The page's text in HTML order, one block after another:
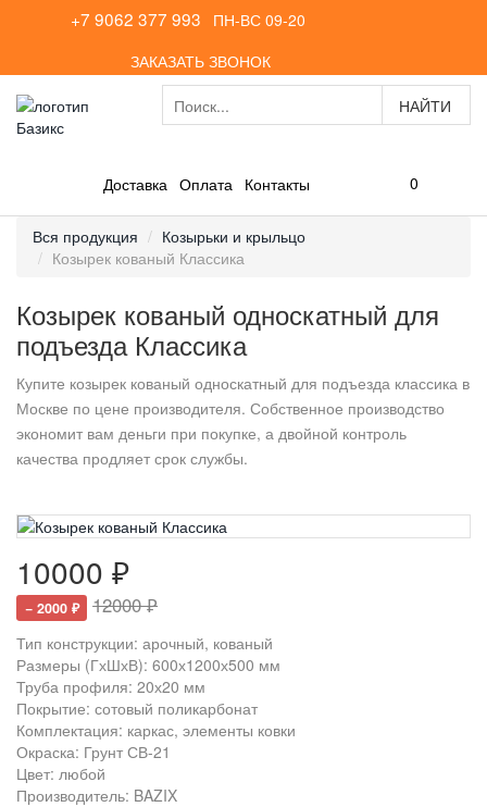
+7 9062 377 993
ПН-ВС 09-20
ЗАКАЗАТЬ ЗВОНОК
Доставка Оплата Контакты 0
Вся продукция
Козырьки и крыльцо
Козырек кованый Классика
Козырек кованый односкатный для
подъезда Классика
Купите козырек кованый односкатный для подъезда классика в
Москве по цене производителя. Собственное производство
экономит вам деньги при покупке, а двойной контроль
качества продляет срок службы.
10000 ₽
− 2000 ₽ 12000 ₽
Тип конструкции: арочный, кованый
Размеры (ГхШхВ): 600х1200х500 мм
Труба профиля: 20х20 мм
Покрытие: сотовый поликарбонат
Комплектация: каркас, элементы ковки
Окраска: Грунт СВ-21
Цвет: любой
Производитель: BAZIX